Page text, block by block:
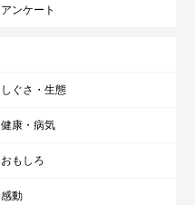
アンケート
しぐさ・生態
健康・病気
おもしろ
感動